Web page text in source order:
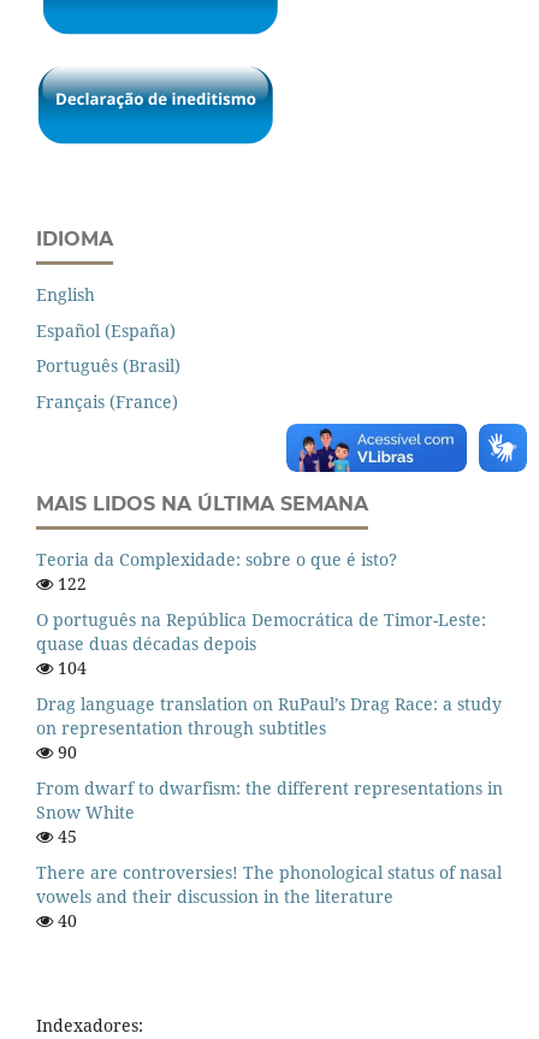
IDIOMA
English
Español (España)
Português (Brasil)
Français (France)
MAIS LIDOS NA ÚLTIMA SEMANA
Teoria da Complexidade: sobre o que é isto?
122
O português na República Democrática de Timor-Leste:
quase duas décadas depois
104
Drag language translation on RuPaul’s Drag Race: a study
on representation through subtitles
90
From dwarf to dwarfism: the different representations in
Snow White
45
There are controversies! The phonological status of nasal
vowels and their discussion in the literature
40
Indexadores: